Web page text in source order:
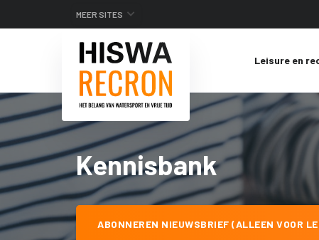
MEER SITES
Leisure en
Kennisbank
ABONNEREN NIEUWSBRIEF (ALLEEN VOOR